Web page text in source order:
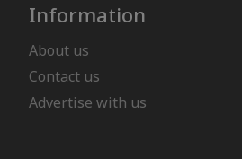
Information
About us
Contact us
Advertise with us